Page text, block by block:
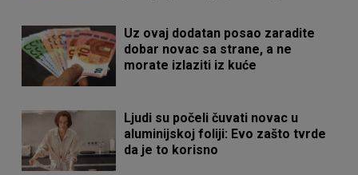
Uz ovaj dodatan posao zaradite
dobar novac sa strane, a ne
morate izlaziti iz kuće
Ljudi su počeli čuvati novac u
aluminijskoj foliji: Evo zašto tvrde
da je to korisno